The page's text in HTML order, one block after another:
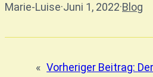
Marie-Luise·Juni 1, 2022·Blog
« Vorheriger Beitrag: